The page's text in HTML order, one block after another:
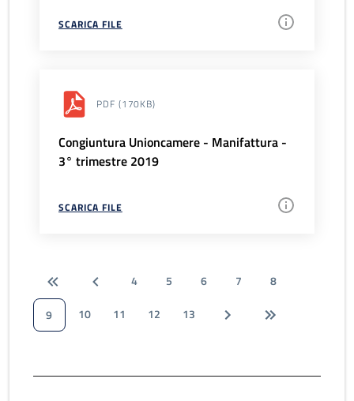
SCARICA FILE
PDF (170KB)
Congiuntura Unioncamere - Manifattura -
3° trimestre 2019
SCARICA FILE
4 5 6 7
8
9
10 11 12 13